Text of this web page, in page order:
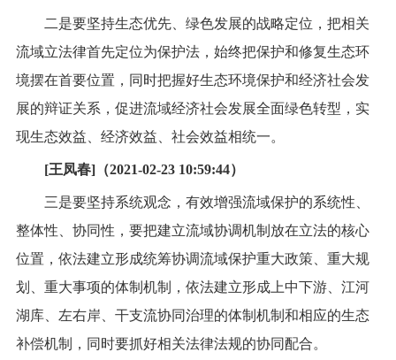
二是要坚持生态优先、绿色发展的战略定位，把相关
流域立法律首先定位为保护法，始终把保护和修复生态环
境摆在首要位置，同时把握好生态环境保护和经济社会发
展的辩证关系，促进流域经济社会发展全面绿色转型，实
现生态效益、经济效益、社会效益相统一。
[王凤春]（2021-02-23 10:59:44）
三是要坚持系统观念，有效增强流域保护的系统性、
整体性、协同性，要把建立流域协调机制放在立法的核心
位置，依法建立形成统筹协调流域保护重大政策、重大规
划、重大事项的体制机制，依法建立形成上中下游、江河
湖库、左右岸、干支流协同治理的体制机制和相应的生态
补偿机制，同时要抓好相关法律法规的协同配合。